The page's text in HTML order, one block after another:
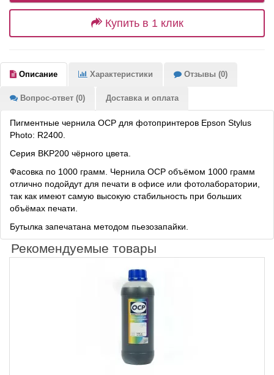
Купить в 1 клик
Описание Характеристики Отзывы (0)
Вопрос-ответ (0) Доставка и оплата
Пигментные чернила OCP для фотопринтеров Epson Stylus
Photo: R2400.
Серия BKP200 чёрного цвета.
Фасовка по 1000 грамм. Чернила OCP объёмом 1000 грамм
отлично подойдут для печати в офисе или фотолаборатории,
так как имеют самую высокую стабильность при больших
объёмах печати.
Бутылка запечатана методом пьезозапайки.
Рекомендуемые товары